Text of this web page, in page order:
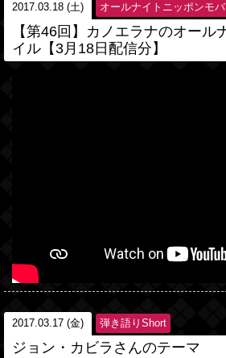
2017.03.18 (土) オールナイトニッポンモ
【第46回】カノエラナのオール
イル【3月18日配信分】
2017.03.17 (金) 弾き語りShort
ジョン・カビラさんのテーマ